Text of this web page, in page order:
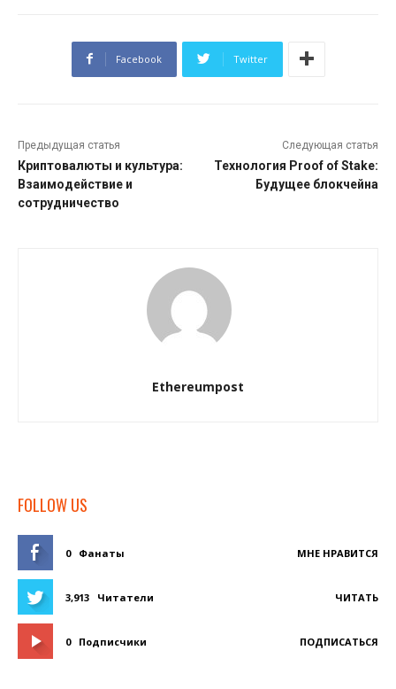
Facebook Twitter
Предыдущая статья
Криптовалюты и культура:
Взаимодействие и
сотрудничество
Следующая статья
Технология Proof of Stake:
Будущее блокчейна
Ethereumpost
FOLLOW US
0 Фанаты МНЕ НРАВИТСЯ
3,913 Читатели ЧИТАТЬ
0 Подписчики ПОДПИСАТЬСЯ